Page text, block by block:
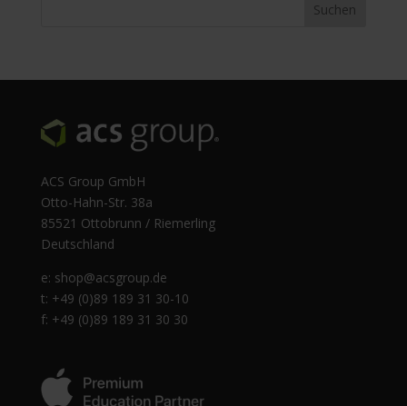
ACS Group GmbH
Otto-Hahn-Str. 38a
85521 Ottobrunn / Riemerling
Deutschland
e: shop@acsgroup.de
t: +49 (0)89 189 31 30-10
f: +49 (0)89 189 31 30 30